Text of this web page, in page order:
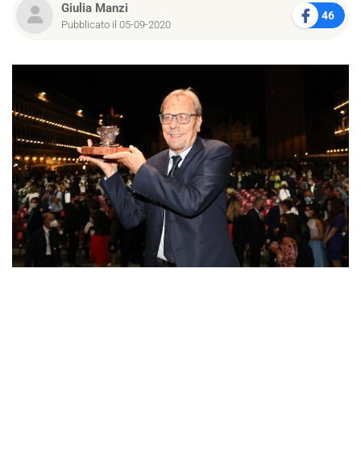
Giulia Manzi
Pubblicato il 05-09-2020
46